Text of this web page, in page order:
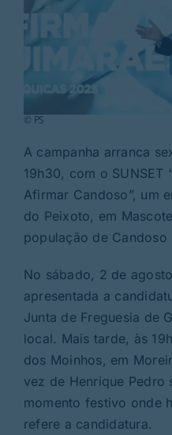
Search
For:
© PS
A campanha arranca
19h30, com o SUNSET
Afirmar Candoso”, um
do Peixoto, em
população de Candoso
No sábado, 2 de
apresentada a
Junta de Freguesia de
local. Mais tarde, às
dos Moinhos, em
vez de Henrique Pedro
momento festivo onde
refere a candidatura.